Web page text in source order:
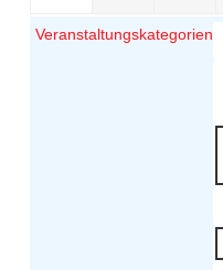
Veranstaltungskategorien